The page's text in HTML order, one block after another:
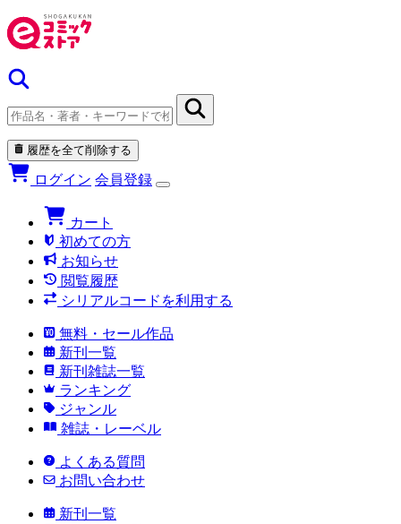
履歴を全て削除する
ログイン 会員登録
カート
初めての方
お知らせ
閲覧履歴
シリアルコードを利用する
無料・セール作品
新刊一覧
新刊雑誌一覧
ランキング
ジャンル
雑誌・レーベル
よくある質問
お問い合わせ
新刊一覧